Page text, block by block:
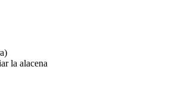
la alacena